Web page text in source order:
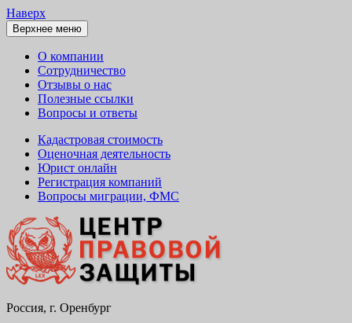
Наверх
Верхнее меню
О компании
Сотрудничество
Отзывы о нас
Полезные ссылки
Вопросы и ответы
Кадастровая стоимость
Оценочная деятельность
Юрист онлайн
Регистрация компаний
Вопросы миграции, ФМС
Юридическая консультация, помощь,
Россия, г. Оренбург